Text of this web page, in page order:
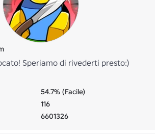
Speriamo di rivederti presto:)
54.7% (Facile)
116
6601326